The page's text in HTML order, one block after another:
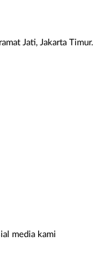
Jati, Jakarta Timur.
media kami